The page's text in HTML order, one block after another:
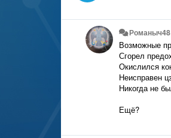
Романыч48
Возможные
Сгорел
Окислился
Неисправен
Никогда не
Ещё?